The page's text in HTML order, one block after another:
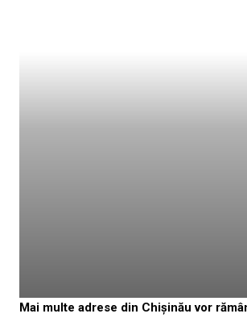
Mai multe adrese din Chișinău vor